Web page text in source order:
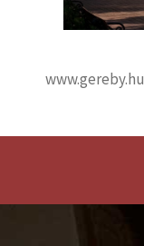
www.gereby.hu